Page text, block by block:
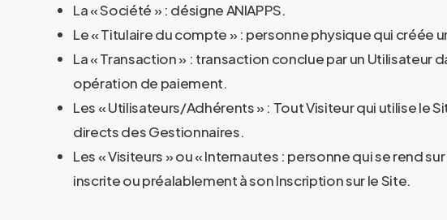
La « Société » : désigne ANIAPPS.
Le « Titulaire du compte » : personne physique qui créée
La « Transaction » : transaction conclue par un
opération de paiement.
Les « Utilisateurs/Adhérents » : Tout Visiteur qui utilise le
directs des Gestionnaires.
Les « Visiteurs » ou « Internautes : personne qui se rend
inscrite ou préalablement à son Inscription sur le Site.